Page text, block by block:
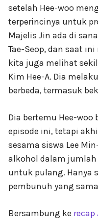
setelah Hee-woo
terperincinya untuk
Majelis Jin ada di
Tae-Seop, dan saat
kita juga melihat
Kim Hee-A. Dia
berbeda, termasuk
Dia bertemu Hee-
episode ini, tetapi
sesama siswa Lee
alkohol dalam jumlah
untuk pulang. Hanya
pembunuh yang
Bersambung ke recap